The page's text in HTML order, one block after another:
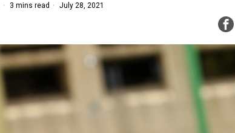
3 mins read July 28, 2021